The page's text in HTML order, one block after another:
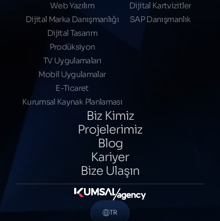
Web Yazılım
Dijital Marka Danışmanlığı
Dijital Tasarım
Prodüksiyon
TV Uygulamaları
Mobil Uygulamalar
E-Ticaret
Kurumsal Kaynak Planlaması
Dijital Kartvizitler
SAP Danışmanlık
Biz Kimiz
Projelerimiz
Blog
Kariyer
Bize Ulaşın
TR